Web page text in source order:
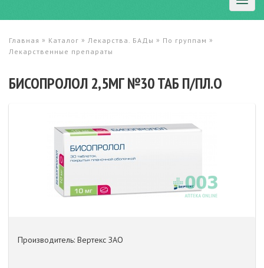
Главная » Каталог » Лекарства. БАДы » По группам »
Лекарственные препараты
БИСОПРОЛОЛ 2,5МГ №30 ТАБ П/ПЛ.О
Производитель: Вертекс ЗАО